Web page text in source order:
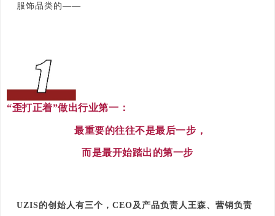
服饰品类的——
“歪打正着”做出行业第一：
最重要的往往不是最后一步，
而是最开始踏出的第一步
UZIS的创始人有三个，CEO及产品负责人王森、营销负责